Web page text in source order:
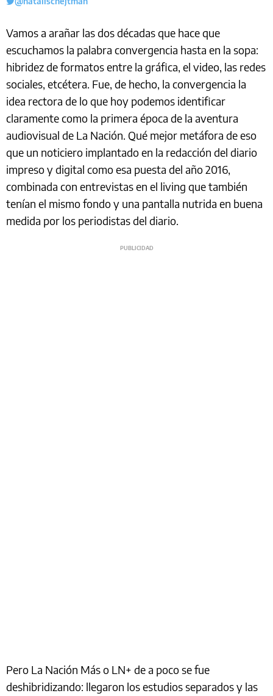
Vamos a arañar las dos décadas que hace que
escuchamos la palabra convergencia hasta en la sopa:
hibridez de formatos entre la gráfica, el video, las redes
sociales, etcétera. Fue, de hecho, la convergencia la
idea rectora de lo que hoy podemos identificar
claramente como la primera época de la aventura
audiovisual de La Nación. Qué mejor metáfora de eso
que un noticiero implantado en la redacción del diario
impreso y digital como esa puesta del año 2016,
combinada con entrevistas en el living que también
tenían el mismo fondo y una pantalla nutrida en buena
medida por los periodistas del diario.
Pero La Nación Más o LN+ de a poco se fue
deshibridizando: llegaron los estudios separados y las